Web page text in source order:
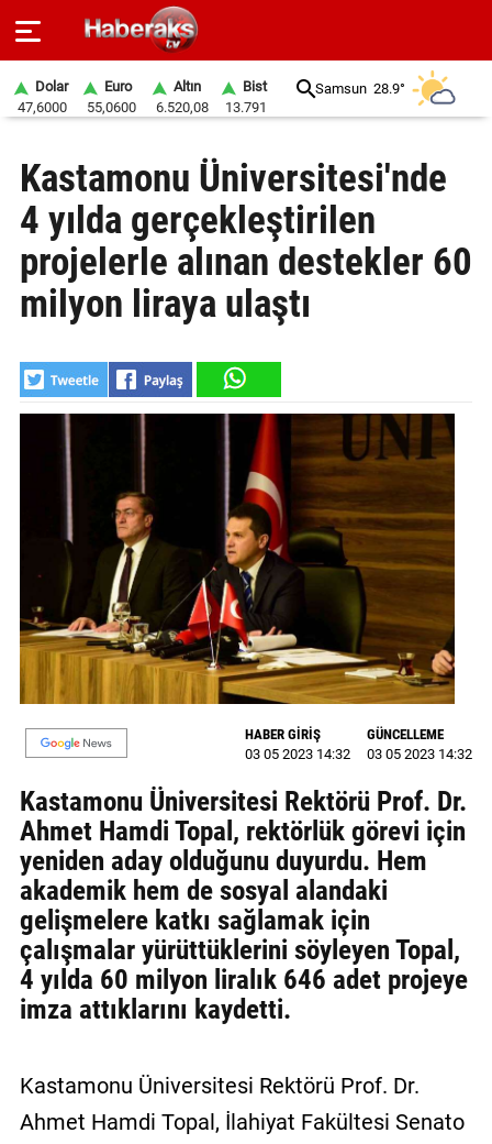
SPOR
YAŞAM
EKONOMİ
SAĞLIK
SİYASET
EĞİTİM
GALERİ
VİDEO
YAZARLAR
BİZE
ULAŞIN
Künye
Gizlilik
Sözleşmesi
Kullanıcı
Sözleşmesi
Dolar
47,6000
Euro
55,0600
Altın
6.520,08
Bist
13.791
Samsun 28.9°
Kastamonu Üniversitesi'nde
4 yılda gerçekleştirilen
projelerle alınan destekler 60
milyon liraya ulaştı
HABER GİRİŞ
03 05 2023 14:32
GÜNCELLEME
03 05 2023 14:32
Kastamonu Üniversitesi Rektörü Prof. Dr.
Ahmet Hamdi Topal, rektörlük görevi için
yeniden aday olduğunu duyurdu. Hem
akademik hem de sosyal alandaki
gelişmelere katkı sağlamak için
çalışmalar yürüttüklerini söyleyen Topal,
4 yılda 60 milyon liralık 646 adet projeye
imza attıklarını kaydetti.
Kastamonu Üniversitesi Rektörü Prof. Dr.
Ahmet Hamdi Topal, İlahiyat Fakültesi Senato